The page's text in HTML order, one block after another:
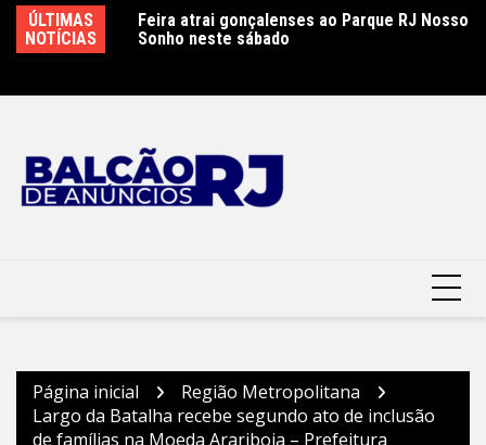
para
ÚLTIMAS
NOTÍCIAS
é controlado
Feira atrai gonçalenses ao Parque RJ Nosso
Sonho neste sábado
Página inicial
Região Metropolitana
Largo da Batalha recebe segundo ato de inclusão
de famílias na Moeda Arariboia – Prefeitura